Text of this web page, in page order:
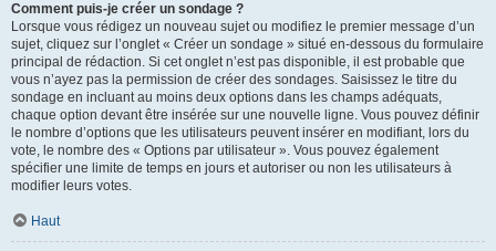
Comment puis-je créer un sondage ?
Lorsque vous rédigez un nouveau sujet ou modifiez le premier message d’un
sujet, cliquez sur l’onglet « Créer un sondage » situé en-dessous du formulaire
principal de rédaction. Si cet onglet n’est pas disponible, il est probable que
vous n’ayez pas la permission de créer des sondages. Saisissez le titre du
sondage en incluant au moins deux options dans les champs adéquats,
chaque option devant être insérée sur une nouvelle ligne. Vous pouvez définir
le nombre d’options que les utilisateurs peuvent insérer en modifiant, lors du
vote, le nombre des « Options par utilisateur ». Vous pouvez également
spécifier une limite de temps en jours et autoriser ou non les utilisateurs à
modifier leurs votes.
Haut